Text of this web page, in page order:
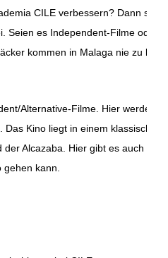
CILE verbessern? Dann
Seien es Independent-Filme oder
kommen in Malaga nie zu kurz.
Alternative-Filme. Hier werden
Das Kino liegt in einem
der Alcazaba. Hier gibt es auch
gehen kann.